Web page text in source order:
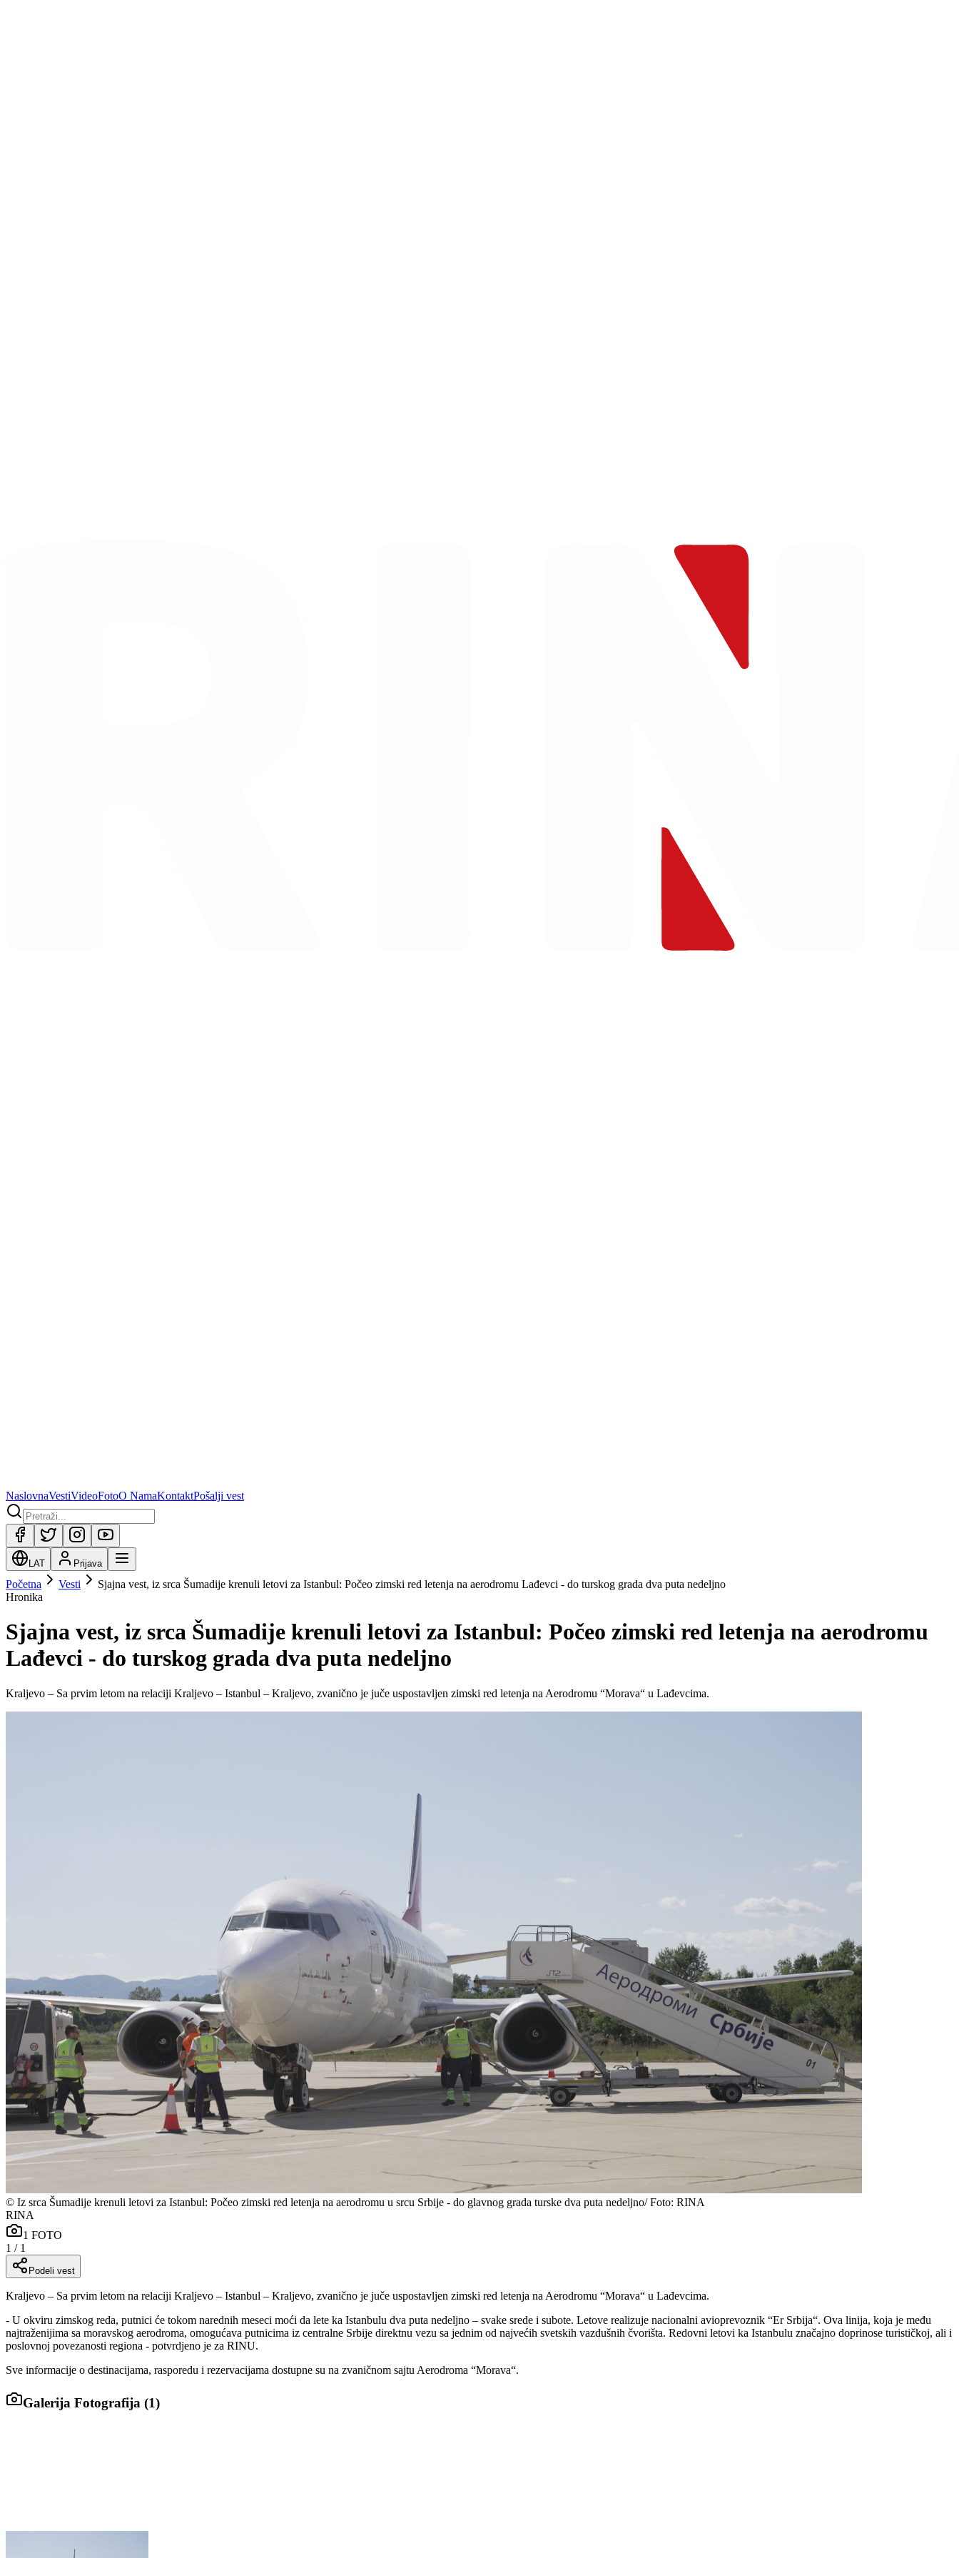
NaslovnaVestiVideoFotoO NamaKontaktPošalji vest
LAT Prijava
Početna Vesti
Sjajna vest, iz srca Šumadije krenuli letovi za Istanbul: Počeo zimski red letenja na aerodromu Lađevci - do turskog grada dva puta nedeljno
Hronika
Sjajna vest, iz srca Šumadije krenuli letovi za Istanbul: Počeo zimski red letenja na aerodromu
Lađevci - do turskog grada dva puta nedeljno
Kraljevo – Sa prvim letom na relaciji Kraljevo – Istanbul – Kraljevo, zvanično je juče uspostavljen zimski red letenja na Aerodromu “Morava“ u Lađevcima.
© Iz srca Šumadije krenuli letovi za Istanbul: Počeo zimski red letenja na aerodromu u srcu Srbije - do glavnog grada turske dva puta nedeljno/ Foto: RINA
RINA
1 FOTO
1 / 1
Podeli vest
Kraljevo – Sa prvim letom na relaciji Kraljevo – Istanbul – Kraljevo, zvanično je juče uspostavljen zimski red letenja na Aerodromu “Morava“ u Lađevcima.
- U okviru zimskog reda, putnici će tokom narednih meseci moći da lete ka Istanbulu dva puta nedeljno – svake srede i subote. Letove realizuje nacionalni avioprevoznik “Er Srbija“. Ova linija, koja je među
najtraženijima sa moravskog aerodroma, omogućava putnicima iz centralne Srbije direktnu vezu sa jednim od najvećih svetskih vazdušnih čvorišta. Redovni letovi ka Istanbulu značajno doprinose turističkoj, ali i
poslovnoj povezanosti regiona - potvrdjeno je za RINU.
Sve informacije o destinacijama, rasporedu i rezervacijama dostupne su na zvaničnom sajtu Aerodroma “Morava“.
Galerija Fotografija (1)